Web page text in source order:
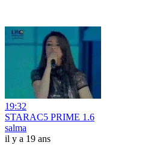
19:32
STARAC5 PRIME 1.6
salma
il y a 19 ans